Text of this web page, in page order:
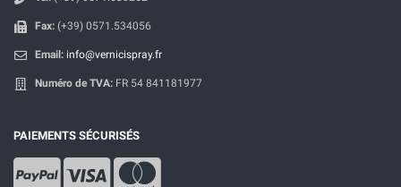
Fax: (+39) 0571.534056
Email: info@vernicispray.fr
Numéro de TVA: FR 54 841181977
PAIEMENTS SÉCURISÉS